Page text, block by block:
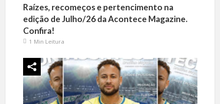
Raízes, recomeços e pertencimento na
edição de Julho/26 da Acontece Magazine.
Confira!
1 Min Leitura